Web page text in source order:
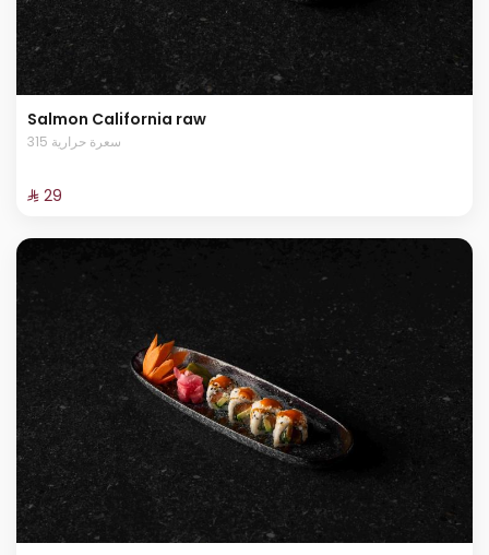
Salmon California raw
315 سعرة حرارية
⁨⁦‪‬ 29⁩